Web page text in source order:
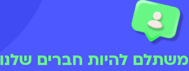
משתלם להיות חברים שלנו